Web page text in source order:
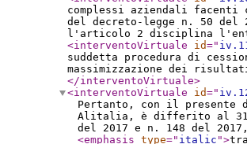
complessi aziendali
del decreto-legge n. 50 del
l'articolo 2 disciplina
<interventoVirtuale
id="
suddetta procedura di
massimizzazione dei
</interventoVirtuale>
<interventoVirtuale
id="
Pertanto, con il presente
Alitalia, è differito al 31
del 2017 e n. 148 del
<emphasis type=" italic ">